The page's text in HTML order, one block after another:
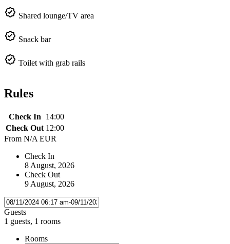
Shared lounge/TV area
Snack bar
Toilet with grab rails
Rules
Check In
14:00
Check Out 12:00
From N/A EUR
Check In
8 August, 2026
Check Out
9 August, 2026
Guests
1 guests, 1 rooms
Rooms